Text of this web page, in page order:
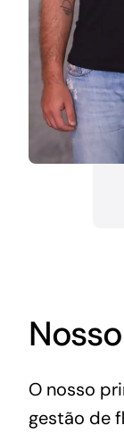
O nosso
gestão de